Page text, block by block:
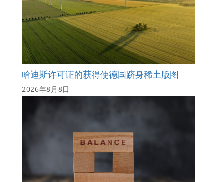
哈迪斯许可证的获得使德国跻身稀土版图
2026年8月8日